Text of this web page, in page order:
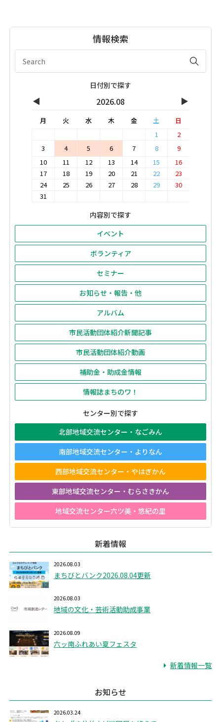
情報検索
日付別で探す
◀ 2026.08 ▶
月 火 水 木 金 土
日
1
2
3
4 5 6 7 8
9
10
11 12 13 14 15
16
17
18 19 20 21 22
23
24
25 26 27 28 29
30
31
内容別で探す
イベント
ボランティア
セミナー
お知らせ・報告・他
アルバム
市民活動団体紹介新聞記事
市民活動団体紹介動画
補助金・助成金情報
情報誌まちのワ！
センター別で探す
北部地域交流センター・なごみん
南部地域交流センター・よりなん
西部地域交流センター・やはぎかん
東部地域交流センター・むらさきかん
地域交流センター六ツ美・悠紀の里
新着情報
2026.08.03
まちびとバンク2026.08.04更新
2026.08.03
地域の文化・芸術活動助成事業
2026.08.09
六ッ南ふれあい夏フェスタ
新着情報一覧
お知らせ
2026.03.24